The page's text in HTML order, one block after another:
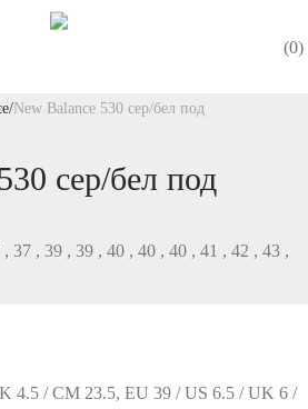
0
/New Balance 530 сер/бел под
сер/бел под
37 , 39 , 39 , 40 , 40 , 40 , 41 , 42 , 43 ,
4.5 / СМ 23.5, EU 39 / US 6.5 / UK 6 /